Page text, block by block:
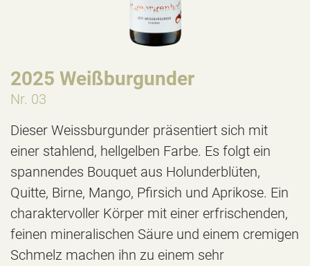
2025 Weißburgunder
Nr. 03
Dieser Weissburgunder präsentiert sich mit
einer stahlend, hellgelben Farbe. Es folgt ein
spannendes Bouquet aus Holunderblüten,
Quitte, Birne, Mango, Pfirsich und Aprikose. Ein
charaktervoller Körper mit einer erfrischenden,
feinen mineralischen Säure und einem cremigen
Schmelz machen ihn zu einem sehr